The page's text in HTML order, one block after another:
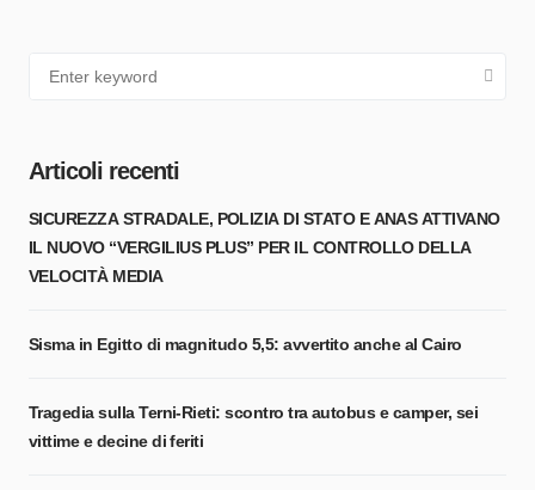
Articoli recenti
SICUREZZA STRADALE, POLIZIA DI STATO E ANAS ATTIVANO
IL NUOVO “VERGILIUS PLUS” PER IL CONTROLLO DELLA
VELOCITÀ MEDIA
Sisma in Egitto di magnitudo 5,5: avvertito anche al Cairo
Tragedia sulla Terni-Rieti: scontro tra autobus e camper, sei
vittime e decine di feriti